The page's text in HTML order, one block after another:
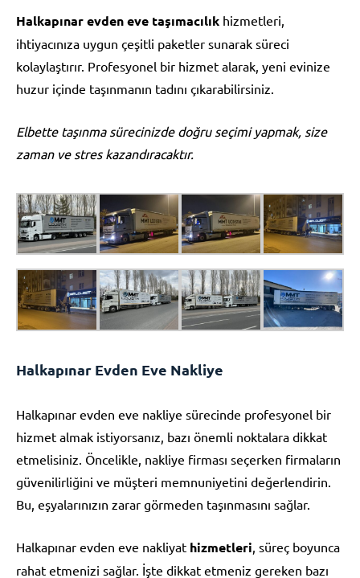
Halkapınar evden eve taşımacılık hizmetleri,
ihtiyacınıza uygun çeşitli paketler sunarak süreci
kolaylaştırır. Profesyonel bir hizmet alarak, yeni evinize
huzur içinde taşınmanın tadını çıkarabilirsiniz.
Elbette taşınma sürecinizde doğru seçimi yapmak, size
zaman ve stres kazandıracaktır.
Halkapınar Evden Eve Nakliye
Halkapınar evden eve nakliye sürecinde profesyonel bir
hizmet almak istiyorsanız, bazı önemli noktalara dikkat
etmelisiniz. Öncelikle, nakliye firması seçerken firmaların
güvenilirliğini ve müşteri memnuniyetini değerlendirin.
Bu, eşyalarınızın zarar görmeden taşınmasını sağlar.
Halkapınar evden eve nakliyat hizmetleri , süreç boyunca
rahat etmenizi sağlar. İşte dikkat etmeniz gereken bazı